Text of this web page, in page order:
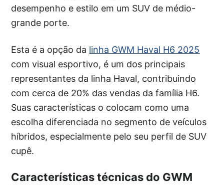
desempenho e estilo em um SUV de médio-
grande porte.
Esta é a opção da linha GWM Haval H6 2025
com visual esportivo, é um dos principais
representantes da linha Haval, contribuindo
com cerca de 20% das vendas da família H6.
Suas características o colocam como uma
escolha diferenciada no segmento de veículos
híbridos, especialmente pelo seu perfil de SUV
cupê.
Características técnicas do GWM